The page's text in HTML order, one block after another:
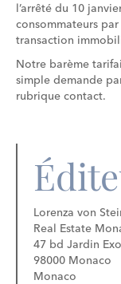
l’arrêté du 10
consommateurs
transaction
Notre barème
simple demande
rubrique contact.
Lorenza von
Real Estate
47 bd Jardin
98000 Monaco
Monaco